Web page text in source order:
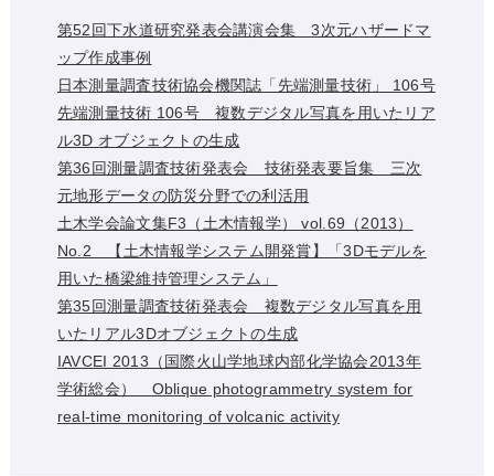
第52回下水道研究発表会講演会集 3次元ハザードマ
ップ作成事例
日本測量調査技術協会機関誌「先端測量技術」 106号
先端測量技術 106号 複数デジタル写真を用いたリア
ル3D オブジェクトの生成
第36回測量調査技術発表会 技術発表要旨集 三次
元地形データの防災分野での利活用
土木学会論文集F3（土木情報学） vol.69（2013）
No.2 【土木情報学システム開発賞】「3Dモデルを
用いた橋梁維持管理システム」
第35回測量調査技術発表会 複数デジタル写真を用
いたリアル3Dオブジェクトの生成
IAVCEI 2013（国際火山学地球内部化学協会2013年
学術総会） Oblique photogrammetry system for
real-time monitoring of volcanic activity